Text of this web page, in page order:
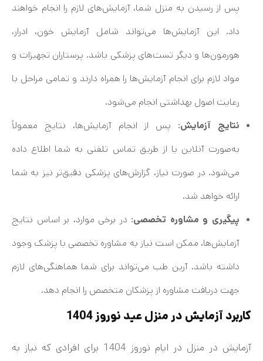
پس از رسیدن به منزل شما، آزمایش‌های لازم را انجام خواهند
داد. این آزمایش‌ها می‌تواند شامل آزمایش خون، ادرار،
هورمون‌ها و دیگر تست‌های پزشکی باشد. پرستاران تجهیزات و
مواد لازم برای انجام آزمایش‌ها را همراه دارند و تمامی مراحل با
رعایت اصول بهداشتی انجام می‌شود.
نتایج آزمایش: پس از انجام آزمایش‌ها، نتایج معمولاً
به‌صورت آنلاین یا از طریق تماس تلفنی به شما اطلاع داده
می‌شود. در صورت نیاز، گزارش‌های پزشکی دقیق‌تر نیز به شما
ارائه خواهد شد.
پیگیری و مشاوره تخصصی: در برخی موارد، بر اساس نتایج
آزمایش‌ها، ممکن است نیاز به مشاوره تخصصی با پزشک وجود
داشته باشد. آرین طب می‌تواند برای شما هماهنگی‌های لازم
جهت دریافت مشاوره از پزشکان متخصص را انجام دهد.
کاربرد آزمایش در منزل عید نوروز 1404
آزمایش در منزل در ایام نوروز 1404 برای افرادی که نیاز به